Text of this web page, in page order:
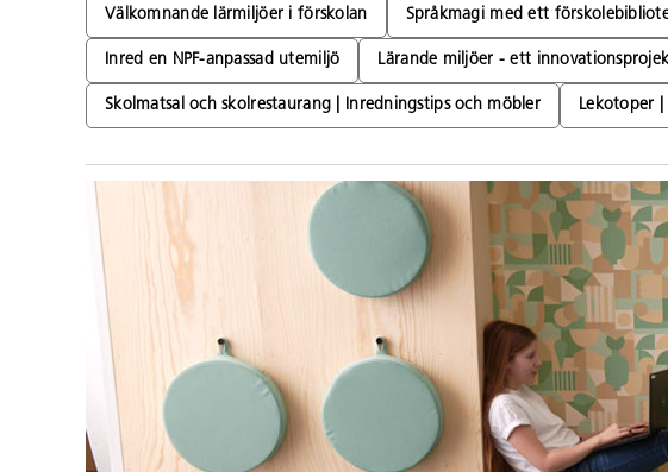
Välkomnande lärmiljöer i förskolan Språkmagi med ett
Inred en NPF-anpassad utemiljö Lärande miljöer - ett
Skolmatsal och skolrestaurang | Inredningstips och möbler Lekotoper